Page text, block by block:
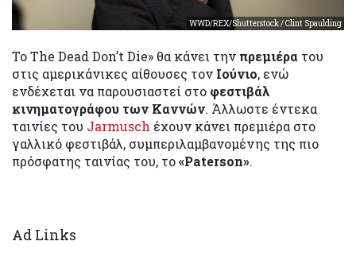
WWD/REX/Shutterstock / Clint Spaulding
Το The Dead Don’t Die» θα κάνει την πρεμιέρα του
στις αμερικάνικες αίθουσες τον Ιούνιο, ενώ
ενδέχεται να παρουσιαστεί στο φεστιβάλ
κινηματογράφου των Καννών. Άλλωστε έντεκα
ταινίες του Jarmusch έχουν κάνει πρεμιέρα στο
γαλλικό φεστιβάλ, συμπεριλαμβανομένης της πιο
πρόσφατης ταινίας του, το«Paterson».
Ad Links